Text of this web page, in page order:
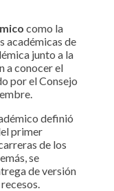
como la
académicas de
junto a la
a conocer el
por el Consejo
definió
primer
de los
se
de versión